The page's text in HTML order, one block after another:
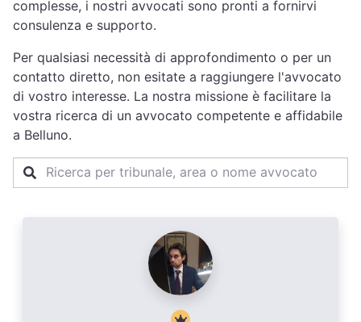
complesse, i nostri avvocati sono pronti a fornirvi
consulenza e supporto.
Per qualsiasi necessità di approfondimento o per un
contatto diretto, non esitate a raggiungere l'avvocato
di vostro interesse. La nostra missione è facilitare la
vostra ricerca di un avvocato competente e affidabile
a Belluno.